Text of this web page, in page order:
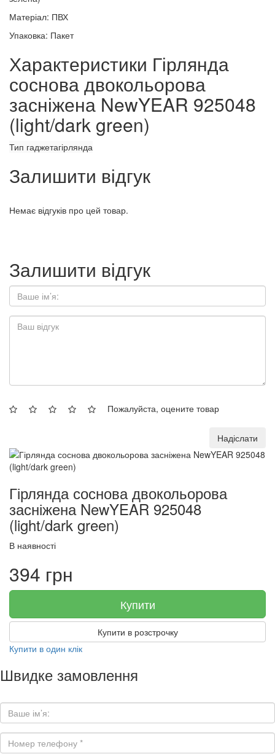
Матеріал: ПВХ
Упаковка: Пакет
Характеристики Гірлянда
соснова двокольорова
засніжена NewYEAR 925048
(light/dark green)
Тип гаджетагірлянда
Залишити відгук
Немає відгуків про цей товар.
Залишити відгук
Пожалуйста, оцените товар
Надіслати
Гірлянда соснова двокольорова
засніжена NewYEAR 925048
(light/dark green)
В наявності
394 грн
Купити
Купити в розстрочку
Купити в один клік
Швидке замовлення